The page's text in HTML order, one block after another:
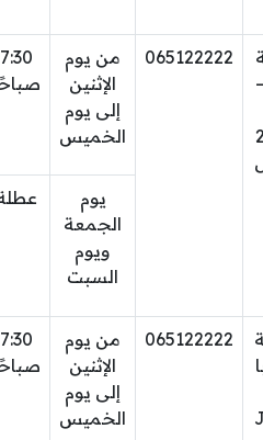
065122222
من يوم
الإثنين
إلى يوم
الخميس
7:30
يوم
الجمعة
ويوم
السبت
065122222
من يوم
الإثنين
إلى يوم
الخميس
7:30